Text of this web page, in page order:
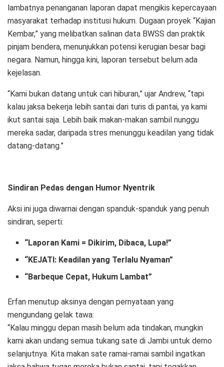
lambatnya penanganan laporan dapat mengikis kepercayaan
masyarakat terhadap institusi hukum. Dugaan proyek “Kajian
Kembar,” yang melibatkan salinan data BWSS dan praktik
pinjam bendera, menunjukkan potensi kerugian besar bagi
negara. Namun, hingga kini, laporan tersebut belum ada
kejelasan.
“Kami bukan datang untuk cari hiburan,” ujar Andrew, “tapi
kalau jaksa bekerja lebih santai dari turis di pantai, ya kami
ikut santai saja. Lebih baik makan-makan sambil nunggu
mereka sadar, daripada stres menunggu keadilan yang tidak
datang-datang.”
Sindiran Pedas dengan Humor Nyentrik
Aksi ini juga diwarnai dengan spanduk-spanduk yang penuh
sindiran, seperti:
“Laporan Kami = Dikirim, Dibaca, Lupa!”
“KEJATI: Keadilan yang Terlalu Nyaman”
“Barbeque Cepat, Hukum Lambat”
Erfan menutup aksinya dengan pernyataan yang
mengundang gelak tawa:
“Kalau minggu depan masih belum ada tindakan, mungkin
kami akan undang semua tukang sate di Jambi untuk demo
selanjutnya. Kita makan sate ramai-ramai sambil ingatkan